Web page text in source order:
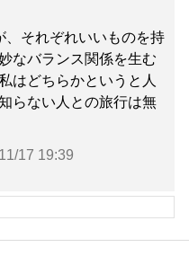
、それぞれいいものを持
なバランス関係を生む
はどちらかというと人
らない人との旅行は無
11/17 19:39